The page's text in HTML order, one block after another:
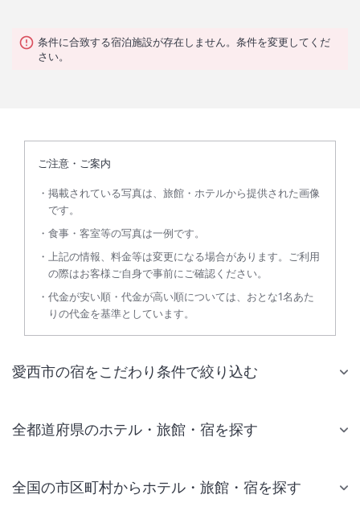
条件に合致する宿泊施設が存在しません。条件を変更してくだ
さい。
ご注意・ご案内
掲載されている写真は、旅館・ホテルから提供された画像
です。
食事・客室等の写真は一例です。
上記の情報、料金等は変更になる場合があります。ご利用
の際はお客様ご自身で事前にご確認ください。
代金が安い順・代金が高い順については、おとな1名あた
りの代金を基準としています。
愛西市の宿をこだわり条件で絞り込む
全都道府県のホテル・旅館・宿を探す
全国の市区町村からホテル・旅館・宿を探す